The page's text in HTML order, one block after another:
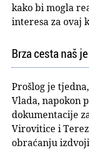
kako bi mogla
interesa za ovaj
Brza cesta naš
Prošlog je
Vlada, napokon
dokumentacije
Virovitice i
obraćanju